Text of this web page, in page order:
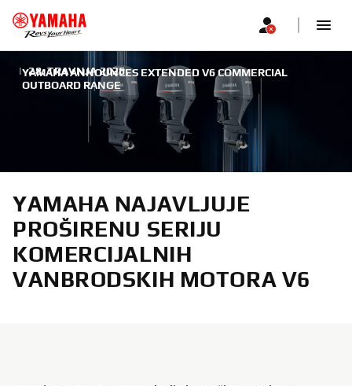
YAMAHA ANNOUNCES EXTENDED V6 COMMERCIAL
OUTBOARD RANGE
| 28. TRAVNJA 2026.
YAMAHA NAJAVLJUJE
PROŠIRENU SERIJU
KOMERCIJALNIH
VANBRODSKIH MOTORA V6